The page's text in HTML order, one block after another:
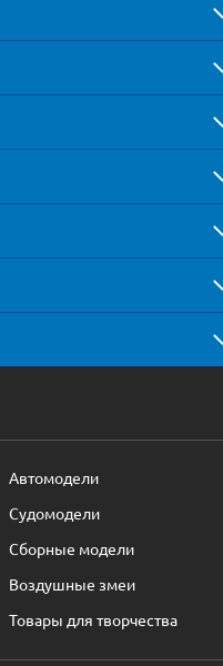
Автомодели
Судомодели
Сборные модели
Воздушные змеи
Товары для творчества